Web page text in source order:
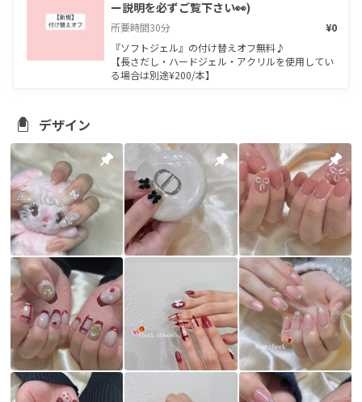
ー説明を必ずご覧下さい👀)
所要時間30分
¥0
『ソフトジェル』の付け替えオフ無料♪
【長さだし・ハードジェル・アクリルを使用してい
る場合は別途¥200/本】
デザイン